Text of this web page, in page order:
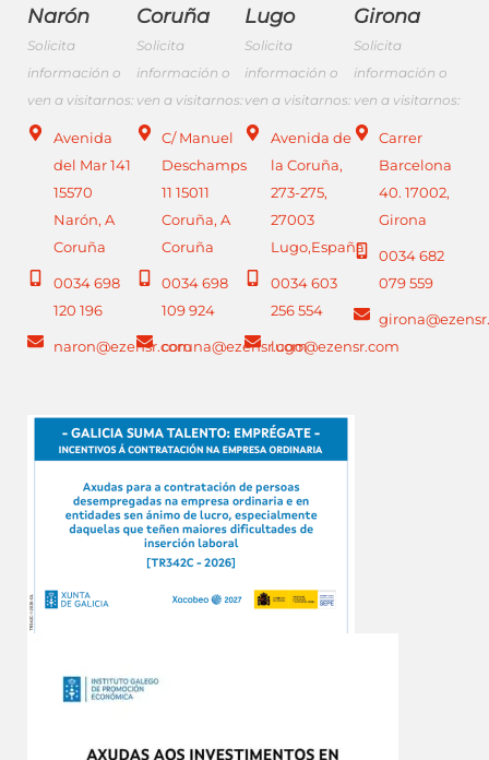
Narón
Solicita
información o
ven a visitarnos:
Avenida
del Mar 141
15570
Narón, A
Coruña
0034 698
120 196
naron@ezensr.com
Coruña
Solicita
información o
ven a visitarnos:
C/ Manuel
Deschamps
11 15011
Coruña, A
Coruña
0034 698
109 924
coruna@ezensr.com
Lugo
Solicita
información o
ven a visitarnos:
Avenida de
la Coruña,
273-275,
27003
Lugo,España
0034 603
256 554
lugo@ezensr.com
Girona
Solicita
información o
ven a visitarnos:
Carrer
Barcelona
40. 17002,
Girona
0034 682
079 559